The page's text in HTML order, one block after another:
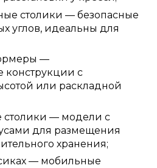
столики — безопасные
углов, идеальны для
—
с
или раскладной
столики — модели с
для размещения
хранения;
— мобильные